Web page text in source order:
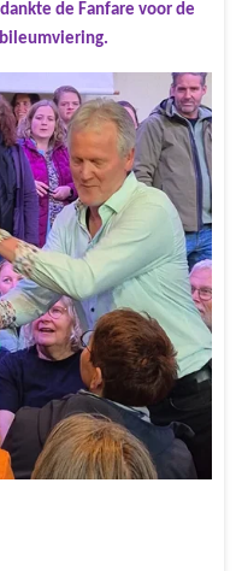
de Fanfare voor de